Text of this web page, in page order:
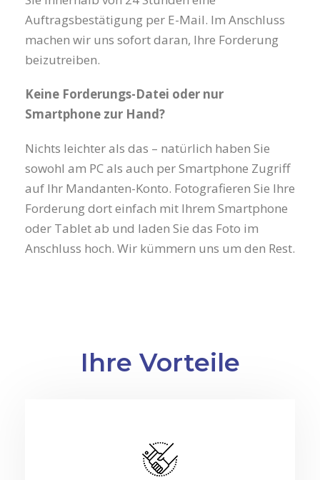
Auftragsbestätigung per E-Mail. Im Anschluss
machen wir uns sofort daran, Ihre Forderung
beizutreiben.
Keine Forderungs-Datei oder nur
Smartphone zur Hand?
Nichts leichter als das – natürlich haben Sie
sowohl am PC als auch per Smartphone Zugriff
auf Ihr Mandanten-Konto. Fotografieren Sie Ihre
Forderung dort einfach mit Ihrem Smartphone
oder Tablet ab und laden Sie das Foto im
Anschluss hoch. Wir kümmern uns um den Rest.
Ihre Vorteile